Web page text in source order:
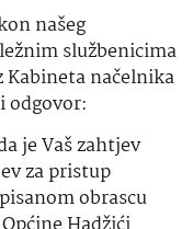
našeg
službenicima
Kabineta načelnika
odgovor:
je Vaš zahtjev
za pristup
obrascu